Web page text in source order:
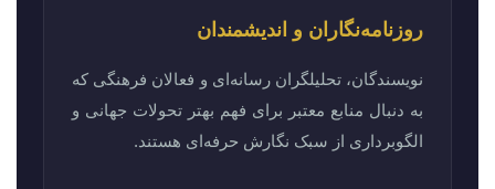
روزنامه‌نگاران و اندیشمندان
نویسندگان، تحلیلگران رسانه‌ای و فعالان فرهنگی که
به دنبال منابع معتبر برای فهم بهتر تحولات جهانی و
الگوبرداری از سبک نگارش حرفه‌ای هستند.